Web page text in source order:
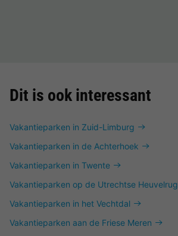
Dit is ook interessant
Vakantieparken in Zuid-Limburg
Vakantieparken in de Achterhoek
Vakantieparken in Twente
Vakantieparken op de Utrechtse Heuvelrug
Vakantieparken in het Vechtdal
Vakantieparken aan de Friese Meren